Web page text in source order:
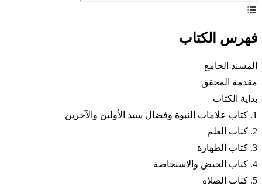
فهرس الكتاب
المسند الجامع
مقدمة المحقق
بداية الكتاب
1. كتاب علامات النبوة وفضال سيد الأولين والآخرين
2. كتاب العلم
3. كتاب الطهارة
4. كتاب الحيض والاستحاضة
5. كتاب الصلاة